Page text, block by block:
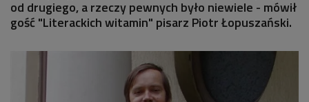
od drugiego, a rzeczy pewnych było niewiele - mówił
gość "Literackich witamin" pisarz Piotr Łopuszański.